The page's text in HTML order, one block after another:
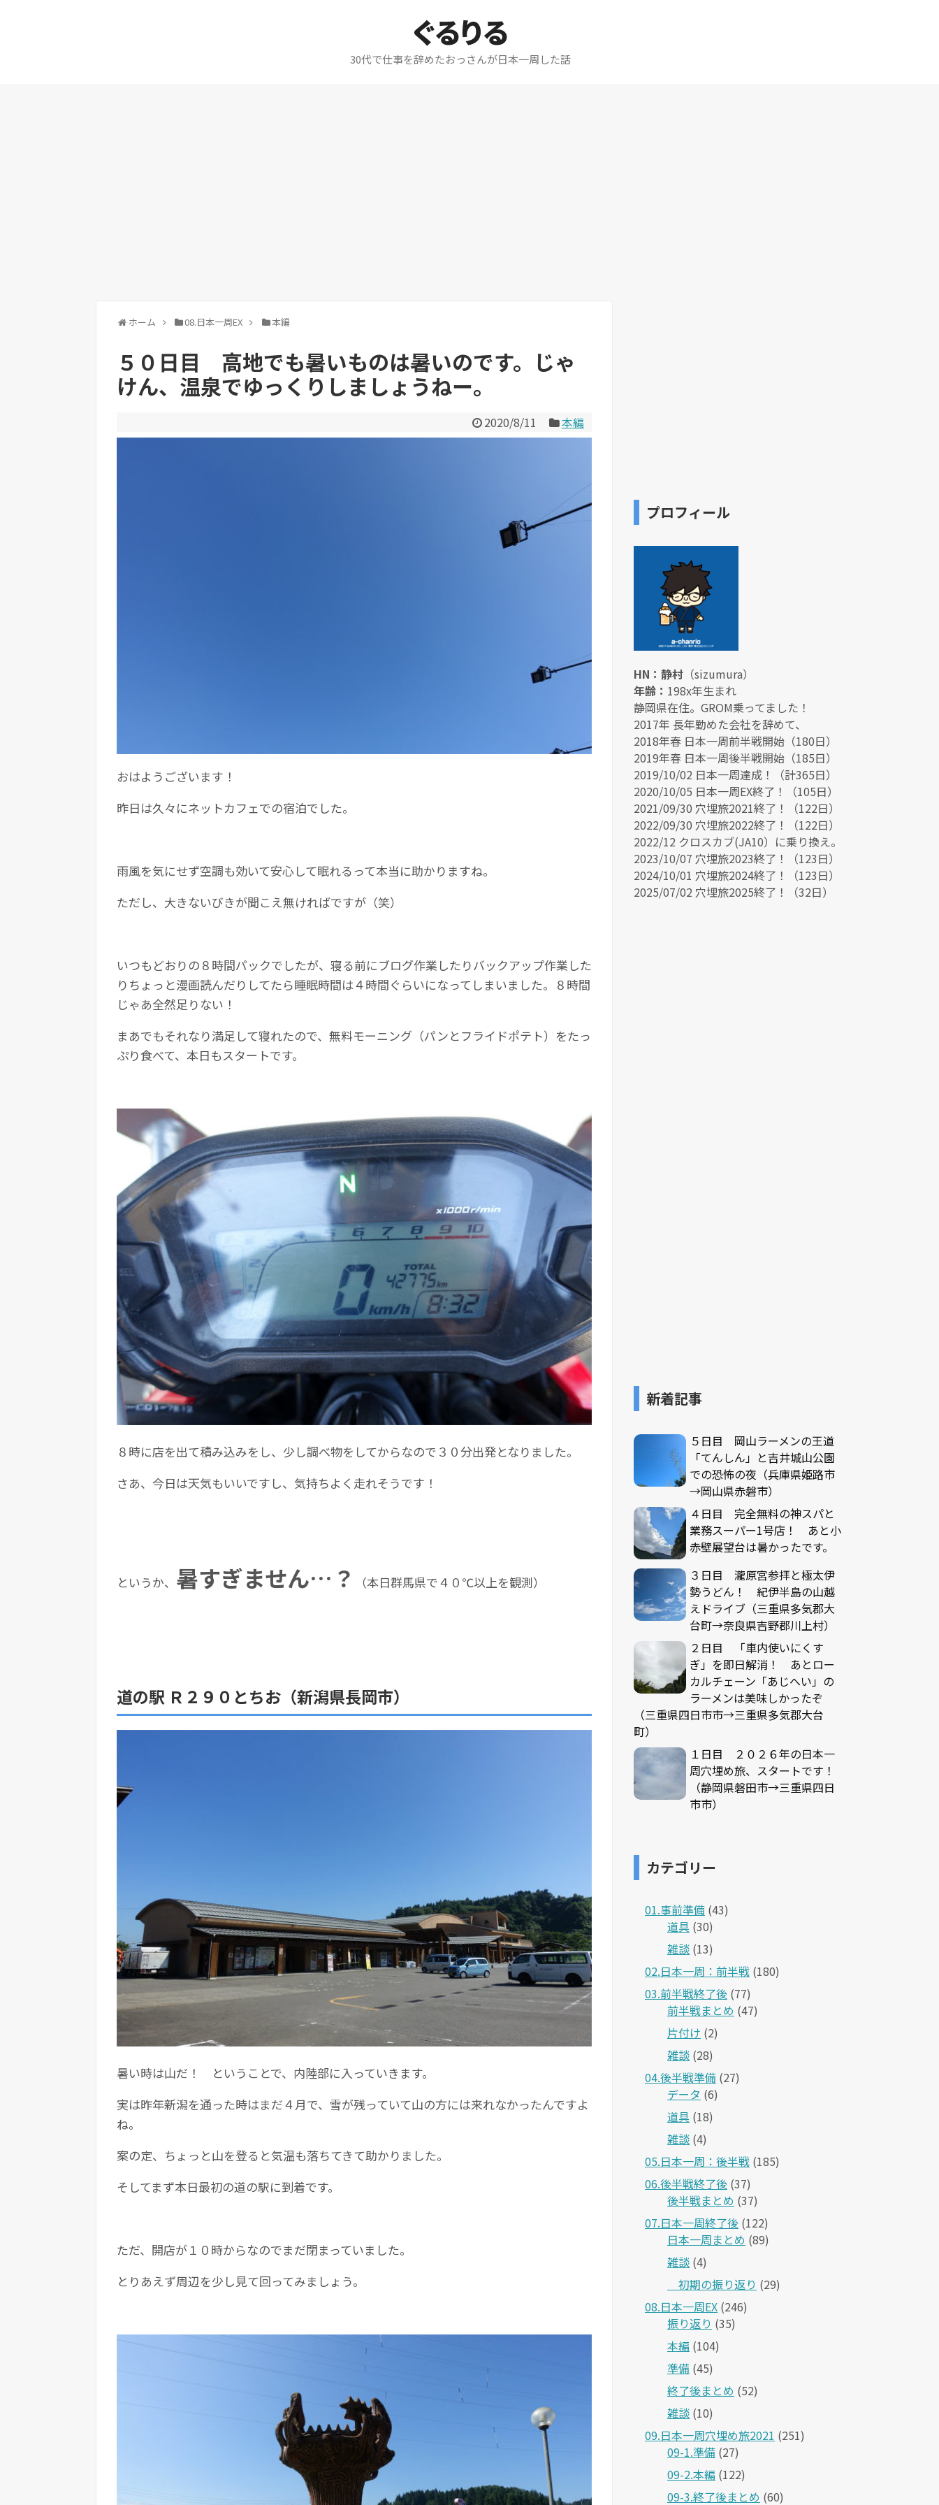
ぐるりる
30代で仕事を辞めたおっさんが日本一周した話
ホーム 08.日本一周EX 本編
５０日目 高地でも暑いものは暑いのです。じゃ
けん、温泉でゆっくりしましょうねー。
2020/8/11 本編
おはようございます！
昨日は久々にネットカフェでの宿泊でした。
雨風を気にせず空調も効いて安心して眠れるって本当に助かりますね。
ただし、大きないびきが聞こえ無ければですが（笑）
いつもどおりの８時間パックでしたが、寝る前にブログ作業したりバックアップ作業した
りちょっと漫画読んだりしてたら睡眠時間は４時間ぐらいになってしまいました。８時間
じゃあ全然足りない！
まあでもそれなり満足して寝れたので、無料モーニング（パンとフライドポテト）をたっ
ぷり食べて、本日もスタートです。
８時に店を出て積み込みをし、少し調べ物をしてからなので３０分出発となりました。
さあ、今日は天気もいいですし、気持ちよく走れそうです！
というか、 暑すぎません…？ （本日群馬県で４０℃以上を観測）
道の駅 Ｒ２９０とちお（新潟県長岡市）
暑い時は山だ！ ということで、内陸部に入っていきます。
実は昨年新潟を通った時はまだ４月で、雪が残っていて山の方には来れなかったんですよ
ね。
案の定、ちょっと山を登ると気温も落ちてきて助かりました。
そしてまず本日最初の道の駅に到着です。
ただ、開店が１０時からなのでまだ閉まっていました。
とりあえず周辺を少し見て回ってみましょう。
プロフィール
HN：静村 （sizumura）
年齢： 198x年生まれ
静岡県在住。GROM乗ってました！
2017年 長年勤めた会社を辞めて、
2018年春 日本一周前半戦開始（180日）
2019年春 日本一周後半戦開始（185日）
2019/10/02 日本一周達成！（計365日）
2020/10/05 日本一周EX終了！（105日）
2021/09/30 穴埋旅2021終了！（122日）
2022/09/30 穴埋旅2022終了！（122日）
2022/12 クロスカブ(JA10）に乗り換え。
2023/10/07 穴埋旅2023終了！（123日）
2024/10/01 穴埋旅2024終了！（123日）
2025/07/02 穴埋旅2025終了！（32日）
新着記事
５日目 岡山ラーメンの王道
「てんしん」と吉井城山公園
での恐怖の夜（兵庫県姫路市
→岡山県赤磐市）
４日目 完全無料の神スパと
業務スーパー1号店！ あと小
赤壁展望台は暑かったです。
３日目 瀧原宮参拝と極太伊
勢うどん！ 紀伊半島の山越
えドライブ（三重県多気郡大
台町→奈良県吉野郡川上村）
２日目 「車内使いにくす
ぎ」を即日解消！ あとロー
カルチェーン「あじへい」の
ラーメンは美味しかったぞ
（三重県四日市市→三重県多気郡大台
町）
１日目 ２０２６年の日本一
周穴埋め旅、スタートです！
（静岡県磐田市→三重県四日
市市）
カテゴリー
01.事前準備 (43)
道具 (30)
雑談 (13)
02.日本一周：前半戦 (180)
03.前半戦終了後 (77)
前半戦まとめ (47)
片付け (2)
雑談 (28)
04.後半戦準備 (27)
データ (6)
道具 (18)
雑談 (4)
05.日本一周：後半戦 (185)
06.後半戦終了後 (37)
後半戦まとめ (37)
07.日本一周終了後 (122)
日本一周まとめ (89)
雑談 (4)
＿初期の振り返り (29)
08.日本一周EX (246)
振り返り (35)
本編 (104)
準備 (45)
終了後まとめ (52)
雑談 (10)
09.日本一周穴埋め旅2021 (251)
09-1.準備 (27)
09-2.本編 (122)
09-3.終了後まとめ (60)